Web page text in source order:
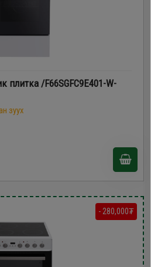
плитка /F66SGFC9E401-W-
зуух
- 280,000₮